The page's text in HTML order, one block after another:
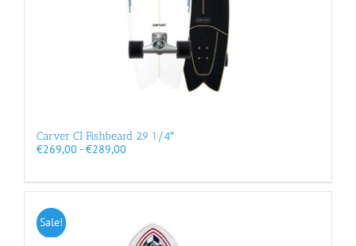
Carver CI Fishbeard 29 1/4″
€269,00 - €289,00Prijsklasse:
€289,00
Sale!